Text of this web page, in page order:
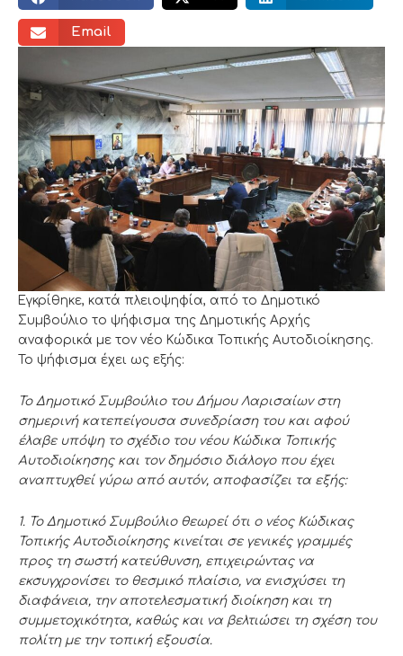
Email
Εγκρίθηκε, κατά πλειοψηφία, από το Δημοτικό
Συμβούλιο το ψήφισμα της Δημοτικής Αρχής
αναφορικά με τον νέο Κώδικα Τοπικής Αυτοδιοίκησης.
Το ψήφισμα έχει ως εξής:
Το Δημοτικό Συμβούλιο του Δήμου Λαρισαίων στη
σημερινή κατεπείγουσα συνεδρίαση του και αφού
έλαβε υπόψη το σχέδιο του νέου Κώδικα Τοπικής
Αυτοδιοίκησης και τον δημόσιο διάλογο που έχει
αναπτυχθεί γύρω από αυτόν, αποφασίζει τα εξής:
1. Το Δημοτικό Συμβούλιο θεωρεί ότι ο νέος Κώδικας
Τοπικής Αυτοδιοίκησης κινείται σε γενικές γραμμές
προς τη σωστή κατεύθυνση, επιχειρώντας να
εκσυγχρονίσει το θεσμικό πλαίσιο, να ενισχύσει τη
διαφάνεια, την αποτελεσματική διοίκηση και τη
συμμετοχικότητα, καθώς και να βελτιώσει τη σχέση του
πολίτη με την τοπική εξουσία.